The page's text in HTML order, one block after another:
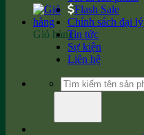
Giỏ hàng
Flash Sale
Chính sách đại lý
Tin tức
Sự kiện
Liên hệ
Tìm
kiếm: